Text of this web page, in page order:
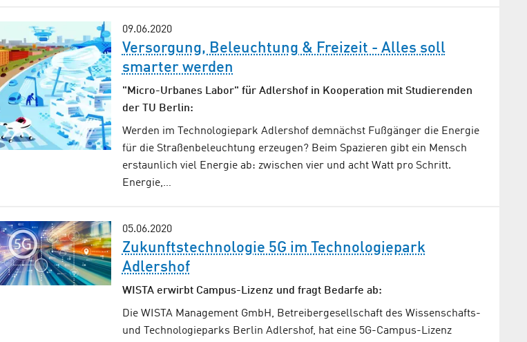
09.06.2020
Versorgung, Beleuchtung & Freizeit - Alles soll
smarter werden
"Micro-Urbanes Labor" für Adlershof in Kooperation mit Studierenden
der TU Berlin:
Werden im Technologiepark Adlershof demnächst Fußgänger die Energie
für die Straßenbeleuchtung erzeugen? Beim Spazieren gibt ein Mensch
erstaunlich viel Energie ab: zwischen vier und acht Watt pro Schritt.
Energie,…
05.06.2020
Zukunftstechnologie 5G im Technologiepark
Adlershof
WISTA erwirbt Campus-Lizenz und fragt Bedarfe ab:
Die WISTA Management GmbH, Betreibergesellschaft des Wissenschafts-
und Technologieparks Berlin Adlershof, hat eine 5G-Campus-Lizenz